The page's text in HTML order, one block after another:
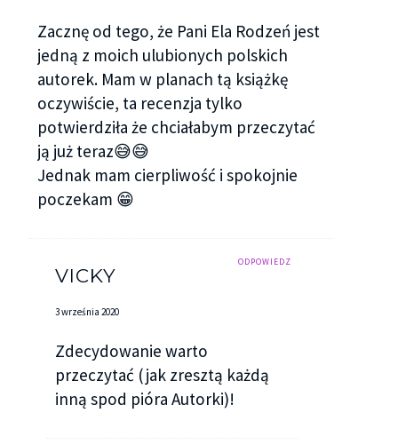
Zacznę od tego, że Pani Ela Rodzeń jest
jedną z moich ulubionych polskich
autorek. Mam w planach tą książkę
oczywiście, ta recenzja tylko
potwierdziła że chciałabym przeczytać
ją już teraz😅😅
Jednak mam cierpliwość i spokojnie
poczekam 😁
ODPOWIEDZ
VICKY
3 września 2020
Zdecydowanie warto
przeczytać (jak zresztą każdą
inną spod pióra Autorki)!